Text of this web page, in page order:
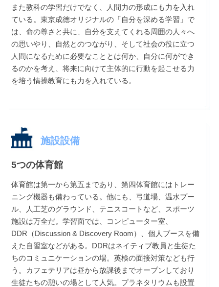
また教科の学習だけでなく、人間力の形成にも力を入れ
ている。東京成徳オリジナルの「自分を深める学習」で
は、命の尊さと共に、自分を支えてくれる周囲の人々へ
の思いやり、自然とのつながり、そして社会の役に立つ
人間になるために必要なこととは何か、自分に何ができ
るのかを考え、将来に向けて主体的に行動を起こせる力
を培う情操教育にも力を入れている。
施設設備
5つの体育館
体育館は第一から第五まであり、第四体育館にはトレー
ニング機器も備わっている。他にも、弓道場、温水プー
ル、人工芝のグラウンド、テニスコートなど、スポーツ
施設は万全だ。学習面では、コンピューター室、
DDR（Discussion & Discovery Room）、個人ブースを備
えた自習室などがある。DDRはネイティブ教員と生徒た
ちのコミュニケーションの場。英検の面接対策なども行
う。カフェテリアは昼から放課後までオープンしており
生徒たちの憩いの場として人気。プラネタリウムも設置